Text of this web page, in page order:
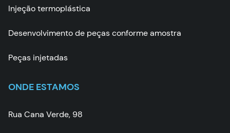
Injeção termoplástica
Desenvolvimento de peças conforme amostra
Peças injetadas
ONDE ESTAMOS
Rua Cana Verde, 98